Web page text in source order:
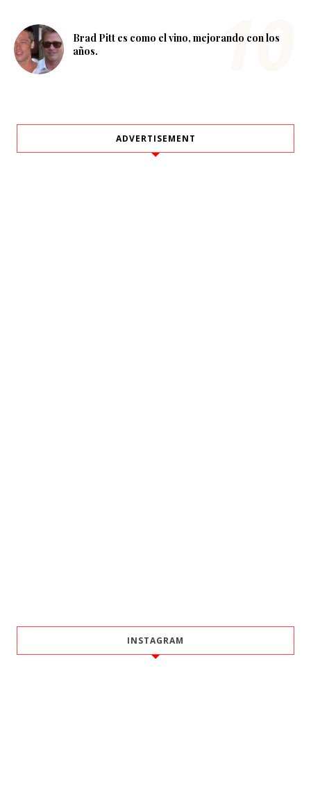
Brad Pitt es como el vino, mejorando con los
años.
ADVERTISEMENT
INSTAGRAM